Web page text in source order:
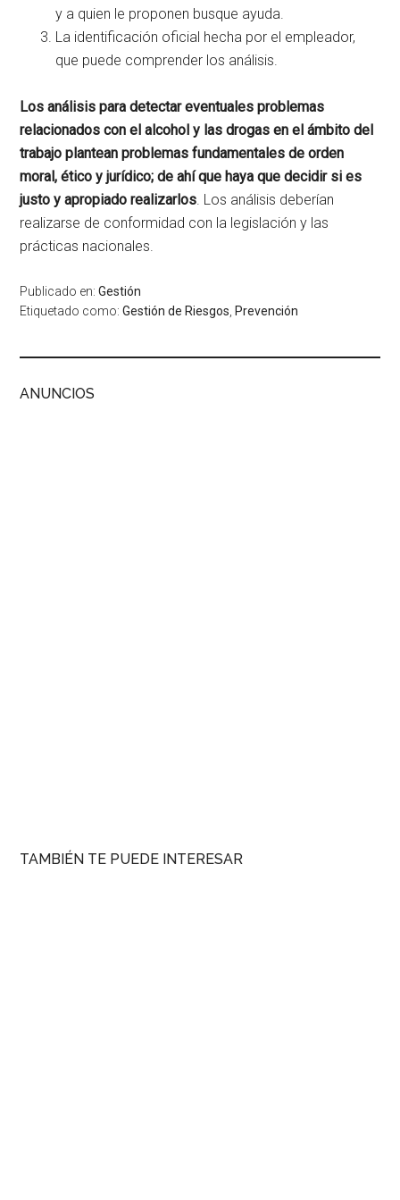
y a quien le proponen busque ayuda.
La identificación oficial hecha por el empleador,
que puede comprender los análisis.
Los análisis para detectar eventuales problemas
relacionados con el alcohol y las drogas en el ámbito del
trabajo plantean problemas fundamentales de orden
moral, ético y jurídico; de ahí que haya que decidir si es
justo y apropiado realizarlos. Los análisis deberían
realizarse de conformidad con la legislación y las
prácticas nacionales.
Publicado en:Gestión
Etiquetado como:Gestión de Riesgos Prevención
ANUNCIOS
TAMBIÉN TE PUEDE INTERESAR